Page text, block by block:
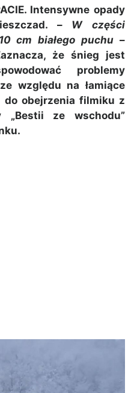
Intensywne opady
– W części
cm białego puchu –
że śnieg jest
problemy
względu na łamiące
do obejrzenia filmiku z
„Bestii ze wschodu”